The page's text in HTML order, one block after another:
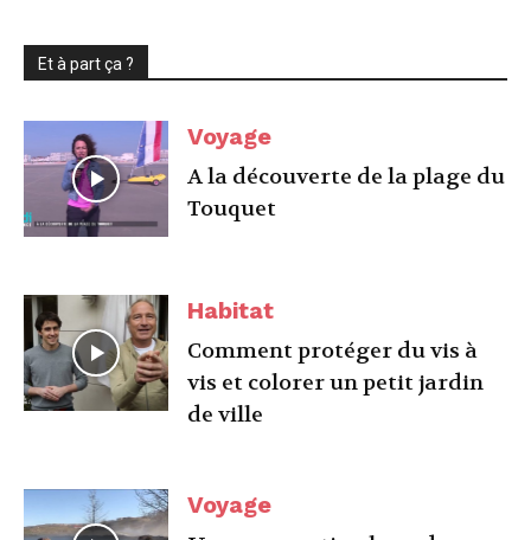
Et à part ça ?
Voyage
A la découverte de la plage du
Touquet
Habitat
Comment protéger du vis à
vis et colorer un petit jardin
de ville
Voyage